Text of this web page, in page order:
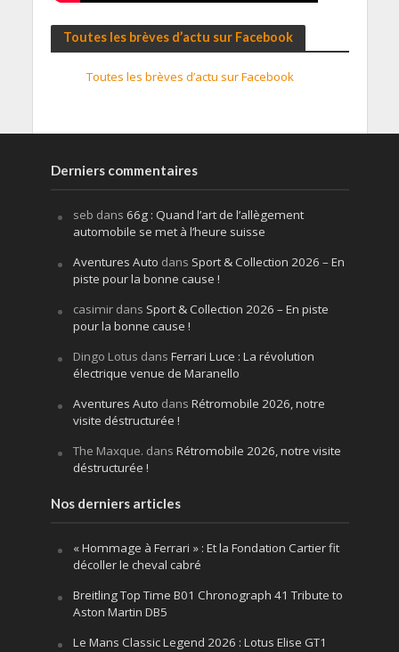
Toutes les brèves d’actu sur Facebook
Toutes les brèves d’actu sur Facebook
Derniers commentaires
seb dans 66g : Quand l’art de l’allègement
automobile se met à l’heure suisse
Aventures Auto dans Sport & Collection 2026 – En
piste pour la bonne cause !
casimirdans Sport & Collection 2026 – En piste
pour la bonne cause !
Dingo Lotus dans Ferrari Luce : La révolution
électrique venue de Maranello
Aventures Auto dans Rétromobile 2026, notre
visite déstructurée !
The Maxque. dans Rétromobile 2026, notre visite
déstructurée !
Nos derniers articles
« Hommage à Ferrari » : Et la Fondation Cartier fit
décoller le cheval cabré
Breitling Top Time B01 Chronograph 41 Tribute to
Aston Martin DB5
Le Mans Classic Legend 2026 : Lotus Elise GT1